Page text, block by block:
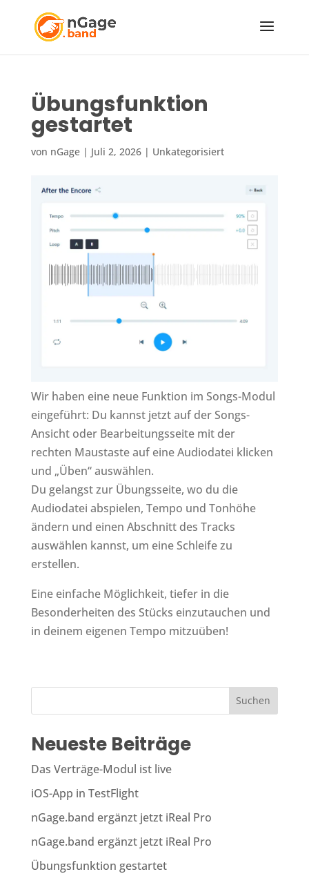
Übungsfunktion
gestartet
von nGage| Juli 2, 2026| Unkategorisiert
Wir haben eine neue Funktion im Songs-Modul
eingeführt: Du kannst jetzt auf der Songs-
Ansicht oder Bearbeitungsseite mit der
rechten Maustaste auf eine Audiodatei klicken
und „Üben“ auswählen.
Du gelangst zur Übungsseite, wo du die
Audiodatei abspielen, Tempo und Tonhöhe
ändern und einen Abschnitt des Tracks
auswählen kannst, um eine Schleife zu
erstellen.
Eine einfache Möglichkeit, tiefer in die
Besonderheiten des Stücks einzutauchen und
in deinem eigenen Tempo mitzuüben!
Suchen
Neueste Beiträge
Das Verträge-Modul ist live
iOS-App in TestFlight
nGage.band ergänzt jetzt iReal Pro
nGage.band ergänzt jetzt iReal Pro
Übungsfunktion gestartet